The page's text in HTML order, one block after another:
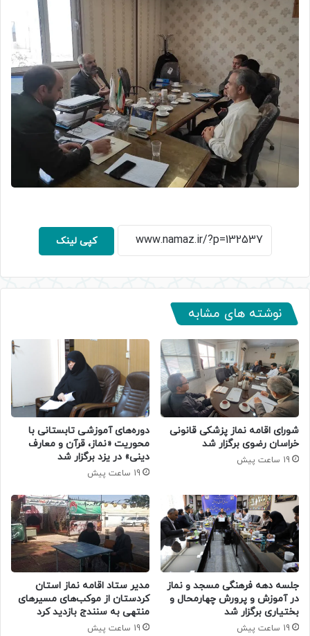
کپی لینک
نوشته های مشابه
شورای اقامه نماز پزشکی قانونی
خراسان رضوی برگزار شد
19 ساعت پیش
دوره‌های آموزشی تابستانی با
محوریت «نماز، قرآن و معارف
دینی» در یزد برگزار شد
19 ساعت پیش
جلسه دهه فرهنگی مسجد و نماز
در آموزش و پرورش چهارمحال و
بختیاری برگزار شد
19 ساعت پیش
مدیر ستاد اقامه نماز استان
کردستان از موکب‌های مسیرهای
منتهی به سنندج بازدید کرد
19 ساعت پیش